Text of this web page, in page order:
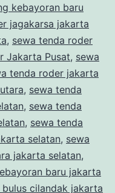
kebayoran baru
jagakarsa jakarta
, sewa tenda roder
Jakarta Pusat, sewa
tenda roder jakarta
, sewa tenda
, sewa tenda
, sewa tenda
selatan, sewa
jakarta selatan,
baru jakarta
cilandak jakarta